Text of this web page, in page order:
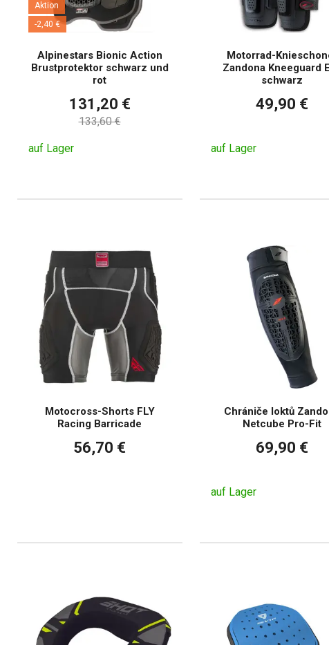
Aktion
-2,40 €
Alpinestars Bionic Action
Brustprotektor schwarz und
rot
131,20 €
133,60 €
auf Lager
Motorrad-
Zandona Kneeguard
schwarz
49,90 €
auf Lager
Motocross-Shorts FLY
Racing Barricade
56,70 €
Chrániče loktů
Netcube Pro-Fit
69,90 €
auf Lager